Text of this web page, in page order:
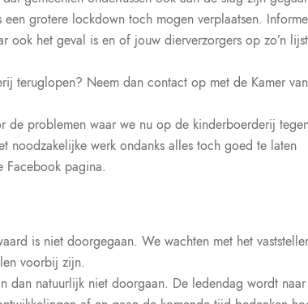
grotere lockdown toch mogen verplaatsen.
het geval is en of jouw dierverzorgers op zo’n lijst
teruglopen? Neem dan contact op met de Kamer van
de problemen waar we nu op de kinderboerderij
werk ondanks alles toch goed te laten
Facebook pagina.
is niet doorgegaan. We wachten met het
voorbij zijn.
dan natuurlijk niet doorgaan. De ledendag wordt naar